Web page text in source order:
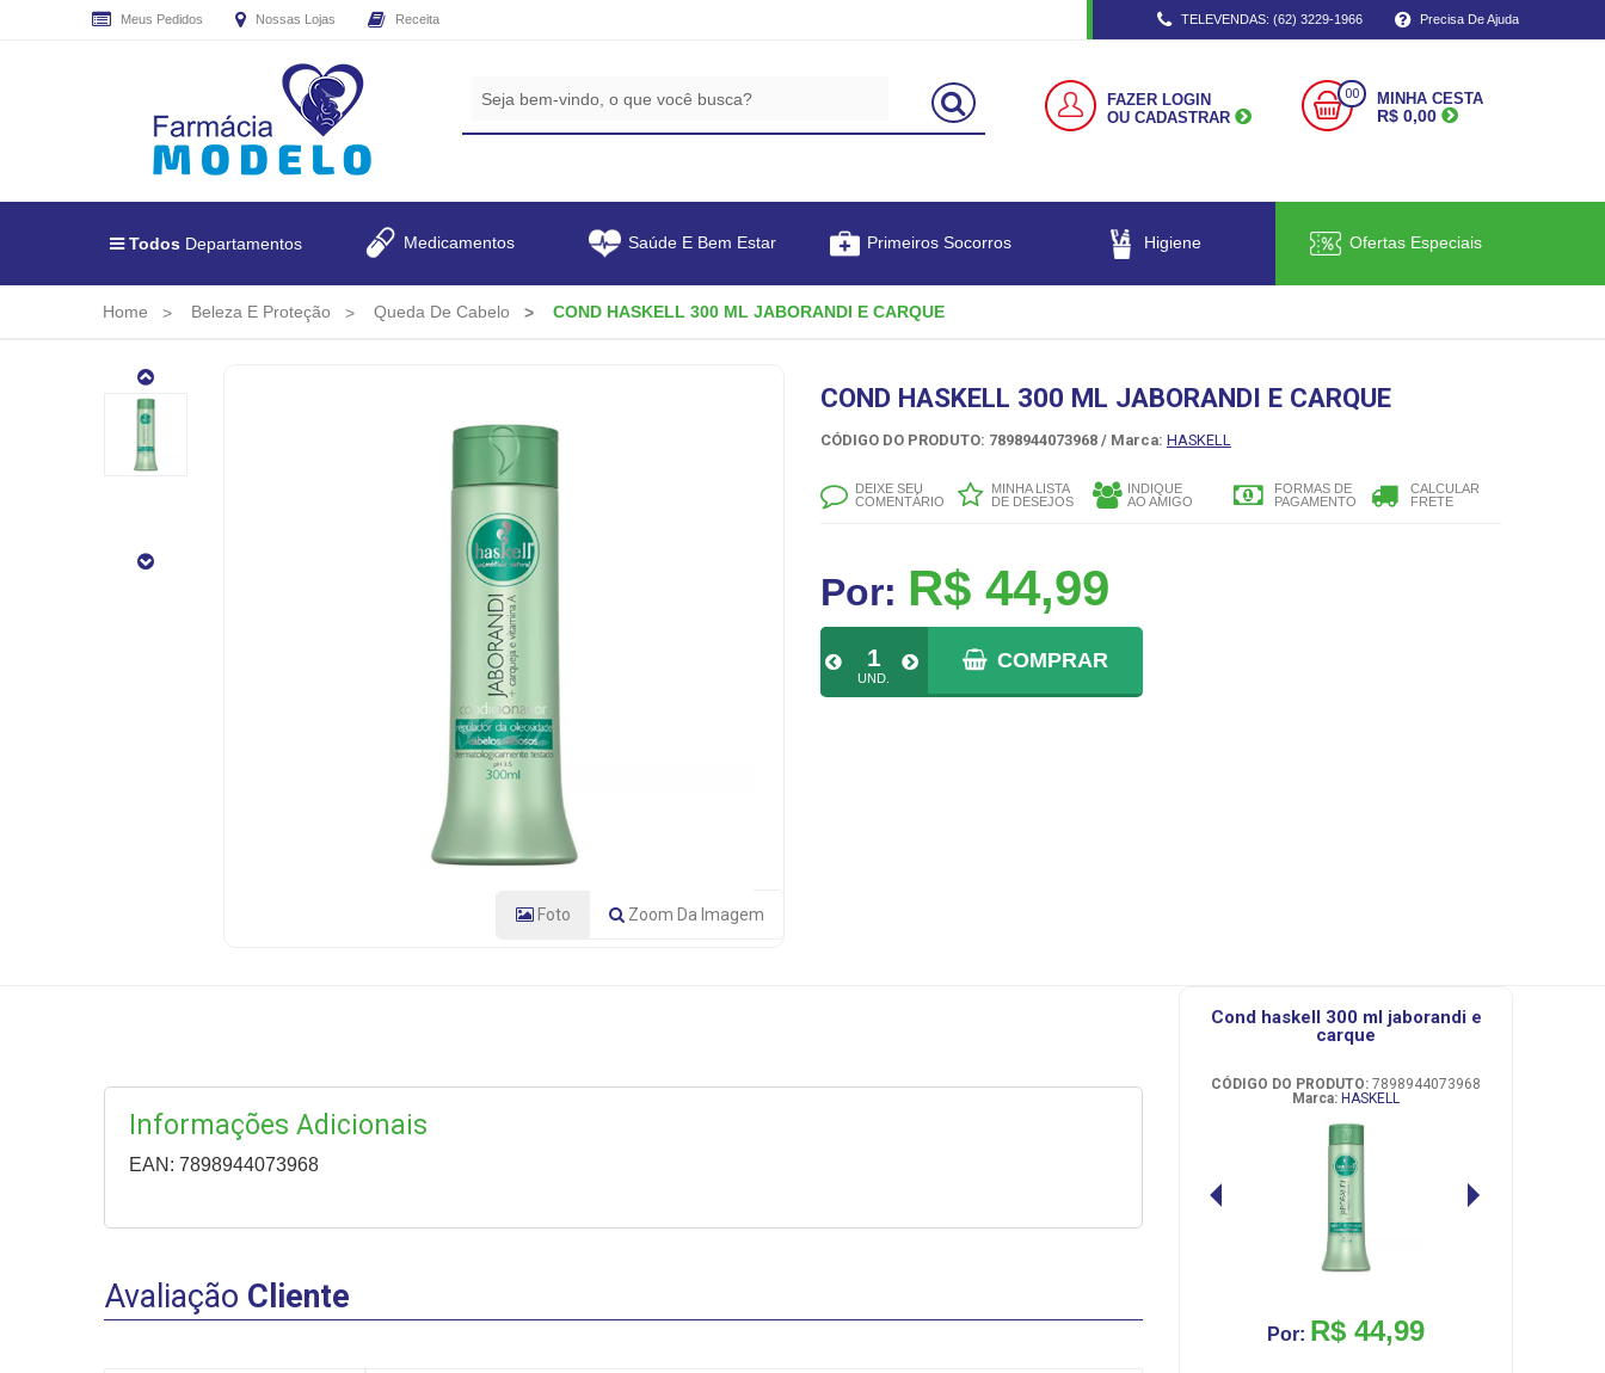
Meus Pedidos Nossas Lojas Receita TELEVENDAS: (62) 3229-1966 Precisa De Ajuda
FAZER LOGIN
OU CADASTRAR
00 MINHA CESTA
R$ 0,00
Todos Departamentos Medicamentos Saúde E Bem Estar Primeiros Socorros Higiene Ofertas Especiais
Home Beleza E Proteção Queda De Cabelo COND HASKELL 300 ML JABORANDI E CARQUE
COND
HASKELL
300
JABORANDI
Foto Zoom Da Imagem
COND HASKELL 300 ML JABORANDI E CARQUE
CÓDIGO DO PRODUTO: 7898944073968 / Marca: HASKELL
DEIXE SEU
COMENTÁRIO
MINHA LISTA
DE DESEJOS
INDIQUE
AO AMIGO
FORMAS DE
PAGAMENTO
CALCULAR
FRETE
Por: R$ 44,99
UND.
COMPRAR
Informações Adicionais
EAN: 7898944073968
cond haskell 300 ml jaborandi e
carque
CÓDIGO DO PRODUTO: 7898944073968
Marca: HASKELL
Por: R$ 44,99
Avaliação Cliente
CADASTRE
SEU
MAIL
E
TODAS
PROMOÇÕES